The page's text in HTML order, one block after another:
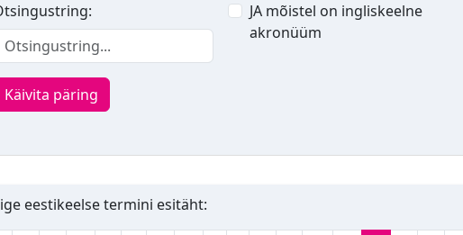
JA mõistel on ingliskeelne
akronüüm
Käivita päring
eestikeelse termini esitäht: